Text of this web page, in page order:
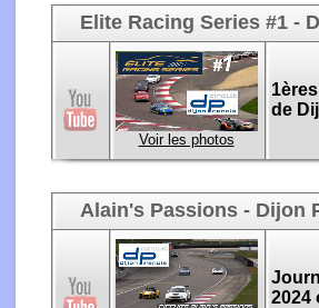
Elite Racing Series #1 -
Voir les photos
de
Alain's Passions - Dijon
2024